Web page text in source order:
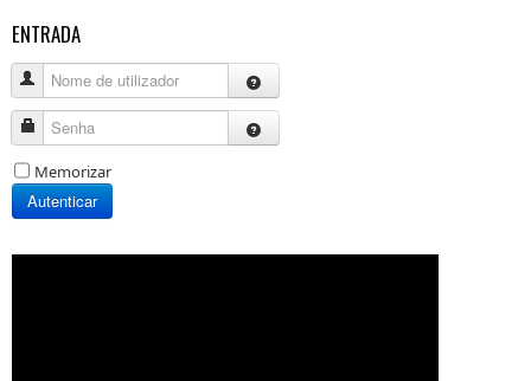
ENTRADA
Nome de utilizador
Senha
Memorizar
Autenticar